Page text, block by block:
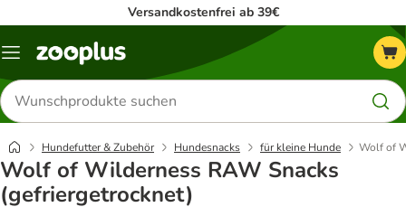
Versandkostenfrei ab 39€
Menü
Produkte
suchen
Hundefutter & Zubehör Hundesnacks für kleine Hunde Wolf of
Wolf of Wilderness RAW Snacks
(gefriergetrocknet)